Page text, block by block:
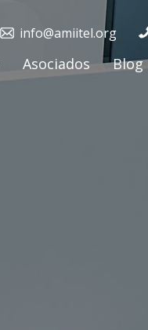
info@amiitel.org
Asociados Blog